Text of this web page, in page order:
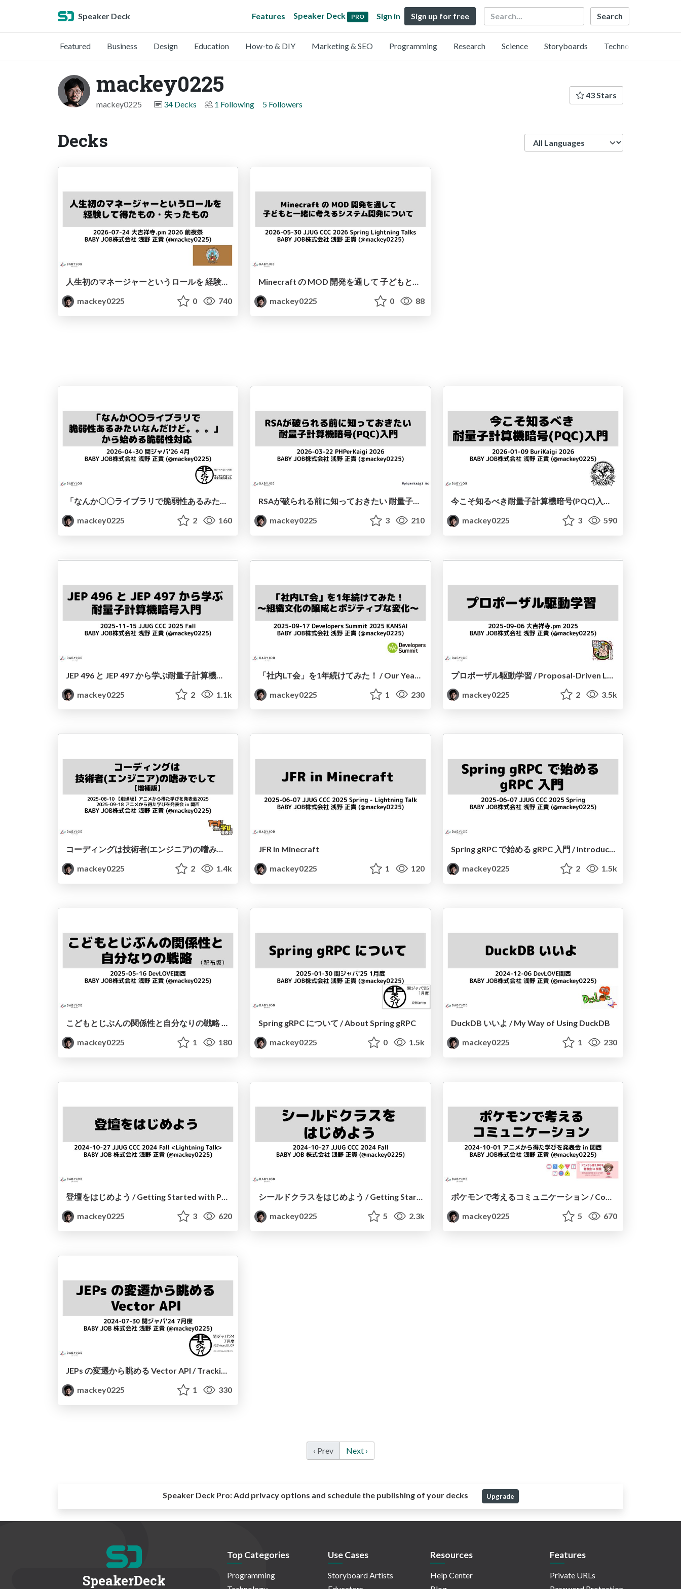
Speaker Deck Features Speaker Deck PRO Sign in Sign up for free Search
Featured Business Design Education How-to & DIY Marketing & SEO Programming Research Science Storyboards Technology
mackey0225
mackey0225 34 Decks 1 Following 5 Followers
43 Stars
Decks
人生初のマネージャーというロールを 経験して得たもの・失ったもの / Reflections on My First Manager Role
mackey0225
0 740
Minecraft の MOD 開発を通して 子どもと一緒に考えるシステム開発について / Thinking About System Development with Children #jjug_ccc
mackey0225
0 88
「なんか〇〇ライブラリで脆弱性あるみたいなんだけど。。。」から始める脆弱性対応 / First Steps in Vulnerability Response
mackey0225
2 160
RSAが破られる前に知っておきたい 耐量子計算機暗号(PQC)入門 / Intro to PQC: Preparing for the Post-RSA Era
mackey0225
3 210
今こそ知るべき耐量子計算機暗号(PQC)入門 / PQC: What You Need to Know Now
mackey0225
3 590
mackey0225
2 1.1k
mackey0225
1 230
mackey0225
2 3.5k
mackey0225
2 1.4k
JFR in Minecraft
mackey0225
1 120
mackey0225
2 1.5k
こどもとじぶんの関係性と自分なりの戦略 / My personal parenting strategies as an IT engineer
mackey0225
1 180
Spring gRPC について / About Spring gRPC
mackey0225
0 1.5k
DuckDB いいよ / My Way of Using DuckDB
mackey0225
1 230
登壇をはじめよう / Getting Started with Presentations
mackey0225
3 620
シールドクラスをはじめよう / Getting Started with Sealed Classes
mackey0225
5 2.3k
ポケモンで考えるコミュニケーション / Communication Lessons from Pokémon
mackey0225
5 670
JEPs の変遷から眺める Vector API / Tracking the Progress of Vector API via JEPs
mackey0225
1 330
‹ Prev Next ›
Speaker Deck Pro:Add privacy options and schedule the publishing of your decks Upgrade
SpeakerDeck
Top Categories
Programming
Use Cases
Storyboard Artists
Resources
Help Center
Features
Private URLs